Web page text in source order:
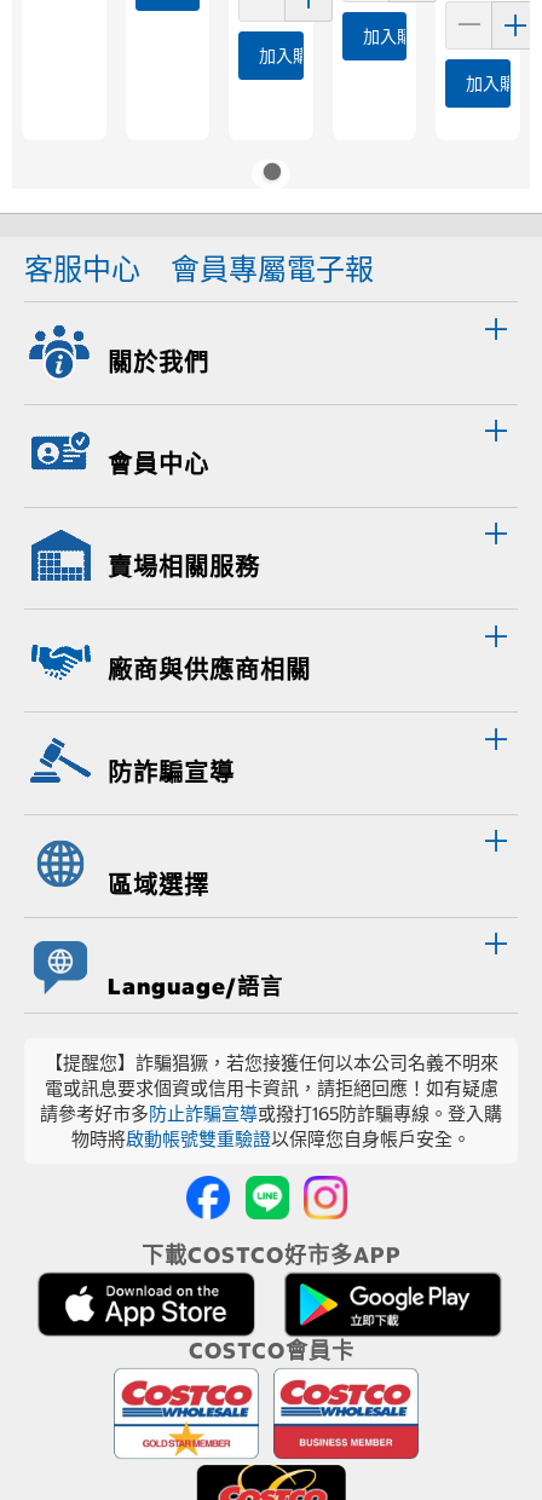
加入購物車
加入購物車
加入購物
客服中心 會員專屬電子報
關於我們
會員中心
賣場相關服務
廠商與供應商相關
防詐騙宣導
區域選擇
Language/語言
【提醒您】詐騙猖獗，若您接獲任何以本公司名義不明來
電或訊息要求個資或信用卡資訊，請拒絕回應！如有疑慮
請參考好市多防止詐騙宣導或撥打165防詐騙專線。登入購
物時將啟動帳號雙重驗證以保障您自身帳戶安全。
下載COSTCO好市多APP
COSTCO會員卡